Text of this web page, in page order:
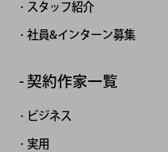
スタッフ紹介
社員&インターン募集
契約作家一覧
ビジネス
実用